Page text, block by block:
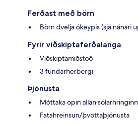
Ferðast með börn
Börn dvelja ókeypis (sjá nánari
Fyrir viðskiptaferðalanga
Viðskiptamiðstöð
3 fundarherbergi
Þjónusta
Móttaka opin allan sólarhringinn
Fatahreinsun/þvottaþjónusta